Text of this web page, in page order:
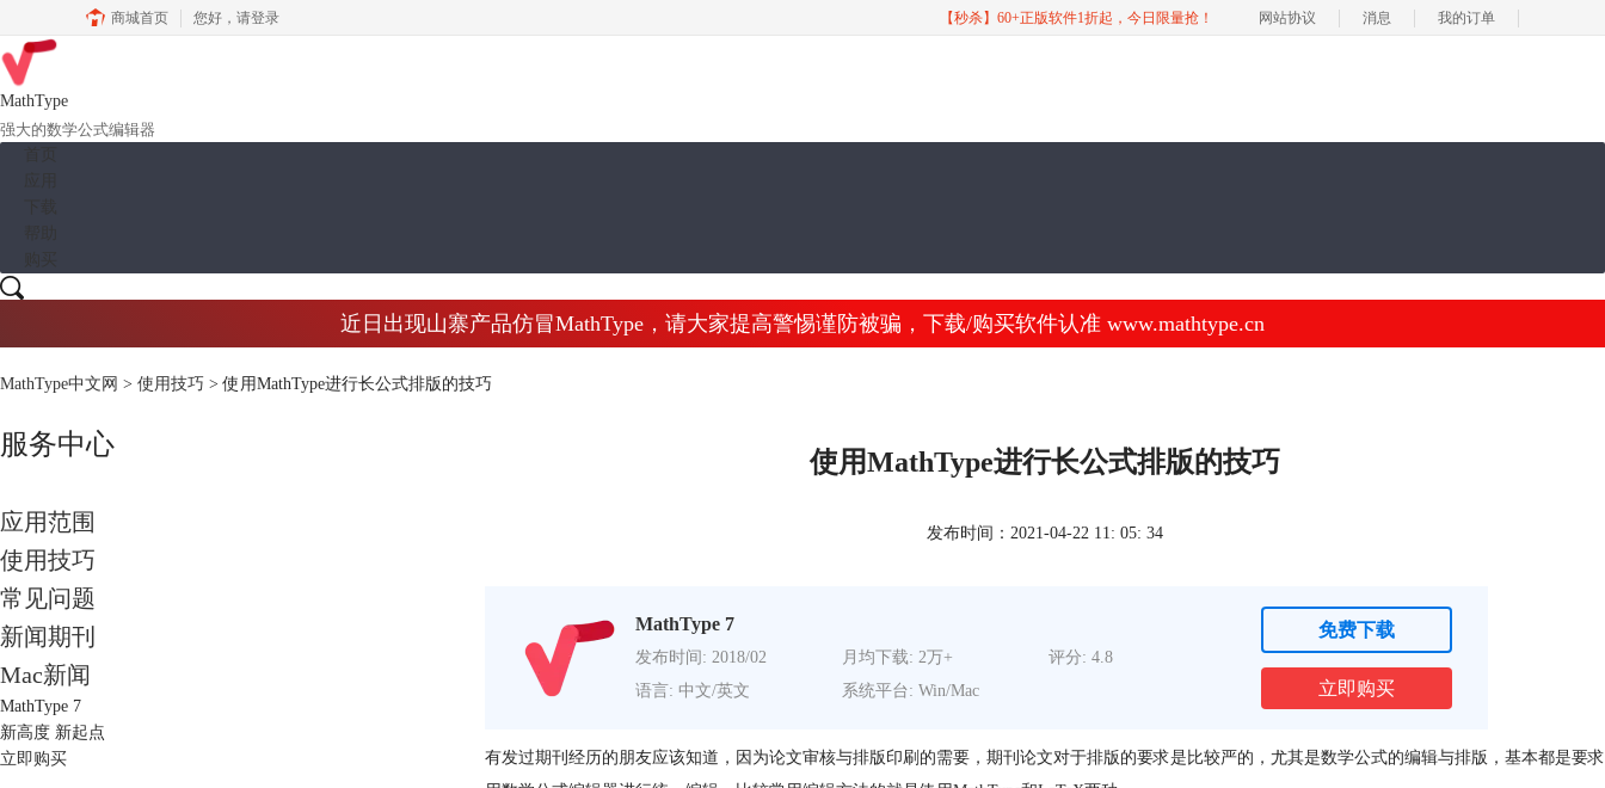
商城首页 您好， 请登录 【秒杀】60+正版软件1折起，今日限量抢！ 网站协议 消息 我的订单
MathType
强大的数学公式编辑器
近日出现山寨产品仿冒MathType，请大家提高警惕谨防被骗，下载/购买软件认准 www.mathtype.cn
MathType中文网 > 使用技巧 > 使用MathType进行长公式排版的技巧
服务中心
应用范围
使用技巧
常见问题
新闻期刊
Mac新闻
MathType 7
新高度 新起点
立即购买
使用MathType进行长公式排版的技巧
发布时间：2021-04-22 11: 05: 34
MathType 7
发布时间: 2018/02 月均下载: 2万+
评分: 4.8
语言: 中文/英文
系统平台: Win/Mac
免费下载
立即购买
有发过期刊经历的朋友应该知道，因为论文审核与排版印刷的需要，期刊论文对于排版的要求是比较严的，尤其是数学公式的编辑与排版，基本都是要求